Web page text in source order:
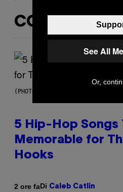
CONTENUTI
(PHOTO BY STEVE GRANITZ/
5 Hip-Hop Songs
Memorable for
Hooks
2 ore faDi Caleb Catlin
See All
Or,